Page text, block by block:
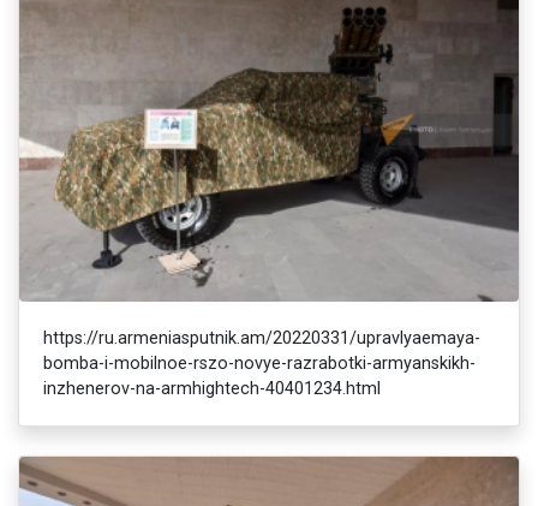
https://ru.armeniasputnik.am/20220331/upravlyaemaya-
bomba-i-mobilnoe-rszo-novye-razrabotki-armyanskikh-
inzhenerov-na-armhightech-40401234.html